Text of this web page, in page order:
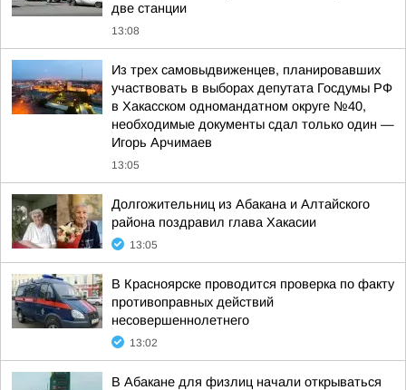
две станции
13:08
Из трех самовыдвиженцев, планировавших
участвовать в выборах депутата Госдумы РФ
в Хакасском одномандатном округе №40,
необходимые документы сдал только один —
Игорь Арчимаев
13:05
Долгожительниц из Абакана и Алтайского
района поздравил глава Хакасии
13:05
В Красноярске проводится проверка по факту
противоправных действий
несовершеннолетнего
13:02
В Абакане для физлиц начали открываться